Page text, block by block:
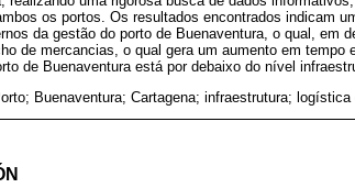
os portos. Os resultados encontrados indicam
da gestão do porto de Buenaventura, o qual, em
de mercancias, o qual gera um aumento em
de Buenaventura está por debaixo do nível
Buenaventura; Cartagena; infraestrutura;